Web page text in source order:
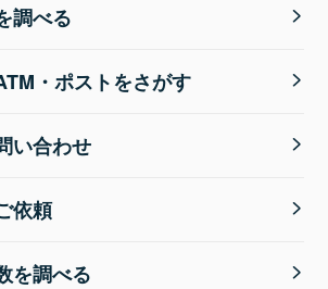
調べる
・ポストをさがす
い合わせ
依頼
を調べる